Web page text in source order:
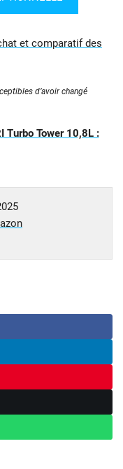
et comparatif des
d’avoir changé
Turbo Tower 10,8L :